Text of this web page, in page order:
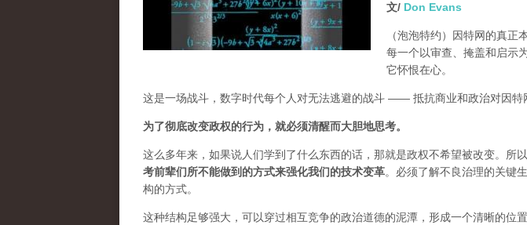
文/ Don Evans
（泡泡特约）
因特网的真正
每一个以审查、掩盖和启示
它怀恨在心。
这是一场战斗，数字时代每个人对无法逃避的战斗 —— 抵抗商业和政治对因特
为了彻底改变政权的行为，就必须清醒而大胆地思考。
这么多年来，如果说人们学到了什么东西的话，那就是政权不希望被改变。所以
考前辈们所不能做到的方式来强化我们的技术变革。必须了解不良治理的关键
构的方式。
这种结构足够强大，可以穿过相互竞争的政治道德的泥潭，形成一个清晰的位